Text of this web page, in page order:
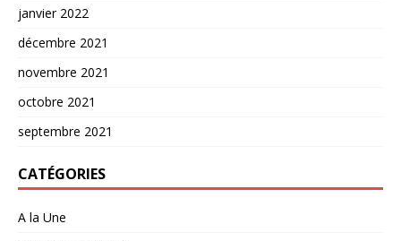
janvier 2022
décembre 2021
novembre 2021
octobre 2021
septembre 2021
CATÉGORIES
A la Une